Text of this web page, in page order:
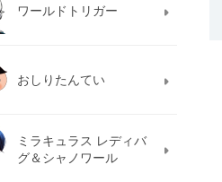
ワールドトリガー
おしりたんてい
ミラキュラス レディバ
グ＆シャノワール